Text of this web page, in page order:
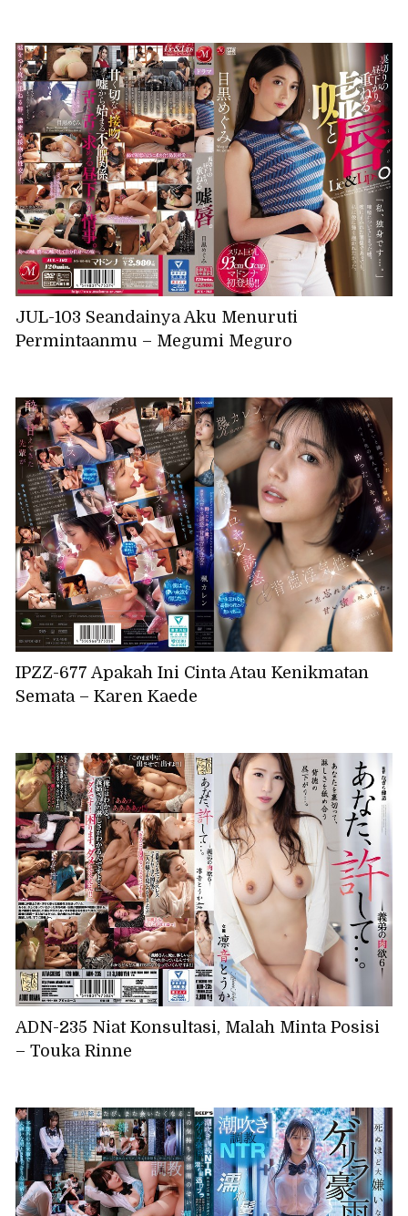
JUL-103 Seandainya Aku Menuruti
Permintaanmu – Megumi Meguro
IPZZ-677 Apakah Ini Cinta Atau Kenikmatan
Semata – Karen Kaede
ADN-235 Niat Konsultasi, Malah Minta Posisi
– Touka Rinne